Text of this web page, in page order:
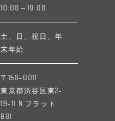
10:00～19:00
土、日、祝日、年
末年始
〒150-0011
東京都渋谷区東2-
19-11 N.フラット
B01